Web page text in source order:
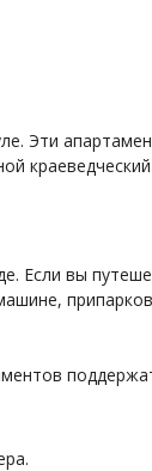
Эти
Если вы